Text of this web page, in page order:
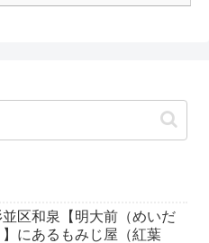
区和泉【明大前（めいだ
にあるもみじ屋（紅葉